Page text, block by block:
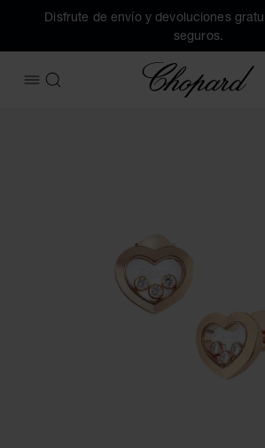
Disfrute de envío y devoluciones
seguros.
ABRIR MENÚ
BUSCAR
Chopard